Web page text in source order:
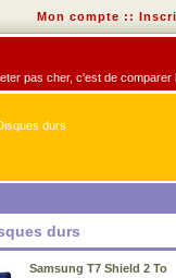
Mon compte ::
pas cher, c'est de comparer
durs
durs
Samsung T7 Shield 2 To